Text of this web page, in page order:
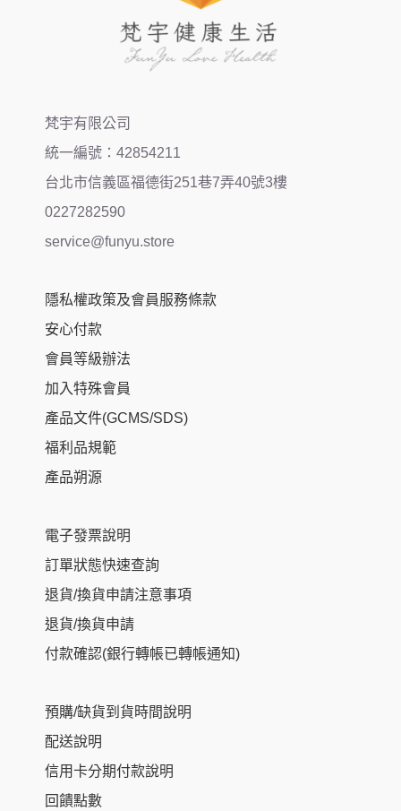
梵宇有限公司
統一編號：42854211
台北市信義區福德街251巷7弄40號3樓
0227282590
service@funyu.store
隱私權政策及會員服務條款
安心付款
會員等級辦法
加入特殊會員
產品文件(GCMS/SDS)
福利品規範
產品朔源
電子發票說明
訂單狀態快速查詢
退貨/換貨申請注意事項
退貨/換貨申請
付款確認(銀行轉帳已轉帳通知)
預購/缺貨到貨時間說明
配送說明
信用卡分期付款說明
回饋點數